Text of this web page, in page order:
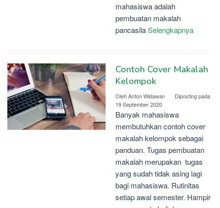
mahasiswa adalah
pembuatan makalah
pancasilaSelengkapnya
Contoh Cover Makalah
Kelompok
OlehAnton Widawan
Diposting pada
19 September 2020
Banyak mahasiswa
membutuhkan contoh cover
makalah kelompok sebagai
panduan. Tugas pembuatan
makalah merupakan tugas
yang sudah tidak asing lagi
bagi mahasiswa. Rutinitas
setiap awal semester. Hampir